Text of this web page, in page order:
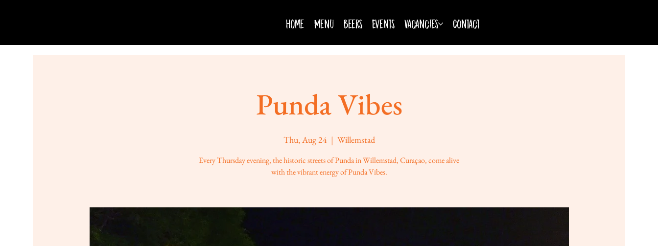
Home Menu Beers Events Vacancies Contact
Punda Vibes
Thu, Aug 24
  |
Willemstad
Every Thursday evening, the historic streets of Punda in Willemstad, Curaçao, come alive
with the vibrant energy of Punda Vibes.